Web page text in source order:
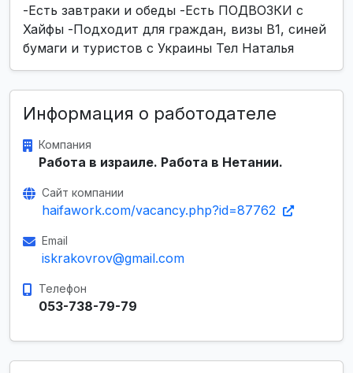
-Есть завтраки и обеды -Есть ПОДВОЗКИ с
Хайфы -Подходит для граждан, визы В1, синей
бумаги и туристов с Украины Тел Наталья
Информация о работодателе
Компания
Работа в израиле. Работа в Нетании.
Сайт компании
haifawork.com/vacancy.php?id=87762
Email
iskrakovrov@gmail.com
Телефон
053-738-79-79